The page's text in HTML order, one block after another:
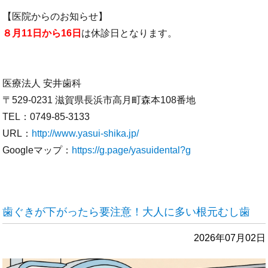
【医院からのお知らせ】
８⽉11⽇から16⽇ は休診⽇となります。
医療法人 安井歯科
〒529-0231 滋賀県長浜市高月町森本108番地
TEL：0749-85-3133
URL： http://www.yasui-shika.jp/
Googleマップ： https://g.page/yasuidental?g
歯ぐきが下がったら要注意！大人に多い根元むし歯
2026年07月02日